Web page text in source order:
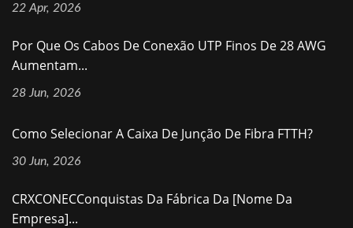
22 Apr, 2026
Por Que Os Cabos De Conexão UTP Finos De 28 AWG
Aumentam...
28 Jun, 2026
Como Selecionar A Caixa De Junção De Fibra FTTH?
30 Jun, 2026
CRXCONECConquistas Da Fábrica Da [nome Da
Empresa]...